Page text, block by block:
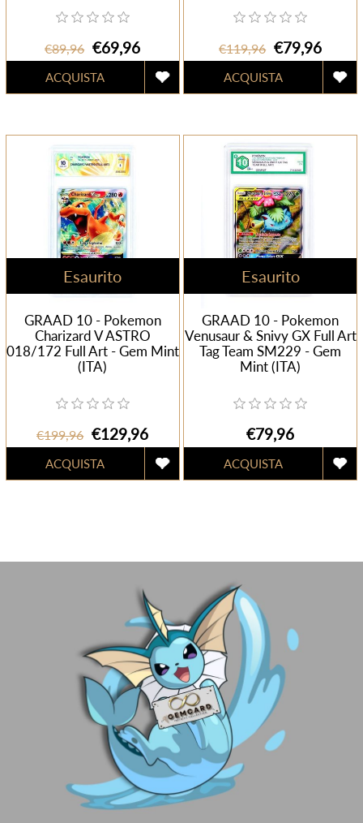
€89,96 €69,96 €119,96 €79,96
Esaurito
GRAAD 10 - Pokemon
Charizard V ASTRO
018/172 Full Art - Gem Mint
(ITA)
€199,96 €129,96
Esaurito
GRAAD 10 - Pokemon
Venusaur & Snivy GX Full Art
Tag Team SM229 - Gem
Mint (ITA)
€79,96